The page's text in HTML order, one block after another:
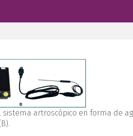
sistema artroscópico en forma de